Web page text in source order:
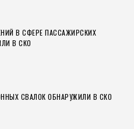
В СФЕРЕ ПАССАЖИРСКИХ
В СКО
СВАЛОК ОБНАРУЖИЛИ В СКО